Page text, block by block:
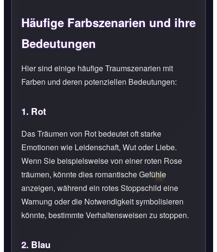
Häufige Farbszenarien und ihre
Bedeutungen
Hier sind einige häufige Traumszenarien mit
Farben und deren potenziellen Bedeutungen:
1. Rot
Das Träumen von Rot bedeutet oft starke
Emotionen wie Leidenschaft, Wut oder Liebe.
Wenn Sie beispielsweise von einer roten Rose
träumen, könnte dies romantische Gefühle
anzeigen, während ein rotes Stoppschild eine
Warnung oder die Notwendigkeit symbolisieren
könnte, bestimmte Verhaltensweisen zu stoppen.
2. Blau